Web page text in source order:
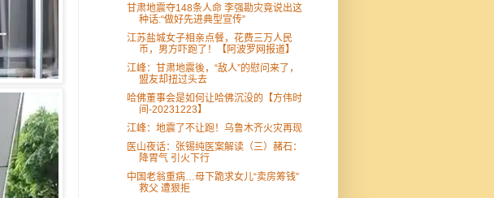
甘肃地震夺148条人命 李强勘灾竟说出这
种话:“做好先进典型宣传”
江苏盐城女子相亲点餐，花费三万人民
币，男方吓跑了！【阿波罗网报道】
江峰：甘肃地震後，“敌人”的慰问来了，
盟友却扭过头去
哈佛董事会是如何让哈佛沉没的【方伟时
间-20231223】
江峰：地震了不让跑！乌鲁木齐火灾再现
医山夜话：张锡纯医案解读（三）赭石：
降胃气 引火下行
中国老翁重病…母下跪求女儿“卖房筹钱”
救父 遭狠拒